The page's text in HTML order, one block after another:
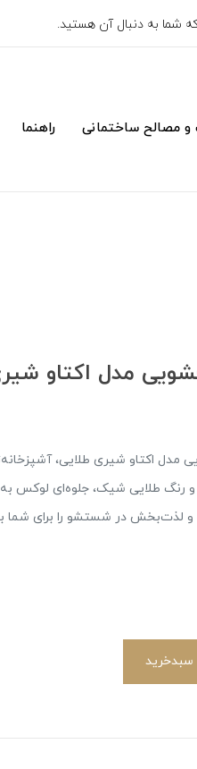
شما به دنبال آن هستید.
و مصالح ساختمانی راهنما
مدل اکتاو
مدل اکتاو شیری طلایی،
رنگ طلایی شیک، جلوه‌ای لوکس
و لذت‌بخش در شستشو را برای شما
سبدخرید